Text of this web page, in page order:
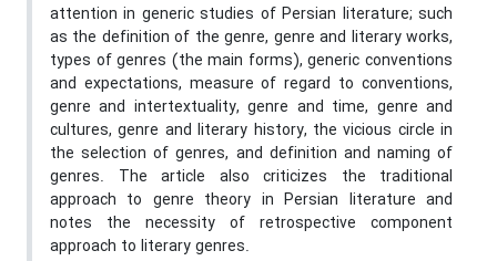
attention in generic studies of Persian literature; such
as the definition of the genre, genre and literary works,
types of genres (the main forms), generic conventions
and expectations, measure of regard to conventions,
genre and intertextuality, genre and time, genre and
cultures, genre and literary history, the vicious circle in
the selection of genres, and definition and naming of
genres. The article also criticizes the traditional
approach to genre theory in Persian literature and
notes the necessity of retrospective component
approach to literary genres.